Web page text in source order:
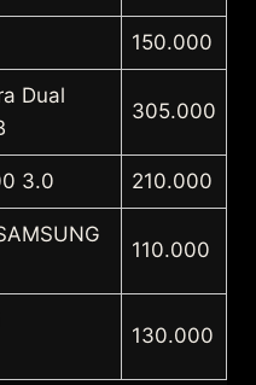
150.000
Dual
305.000
3.0 210.000
110.000
130.000